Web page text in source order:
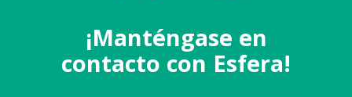
¡Manténgase en
contacto con Esfera!